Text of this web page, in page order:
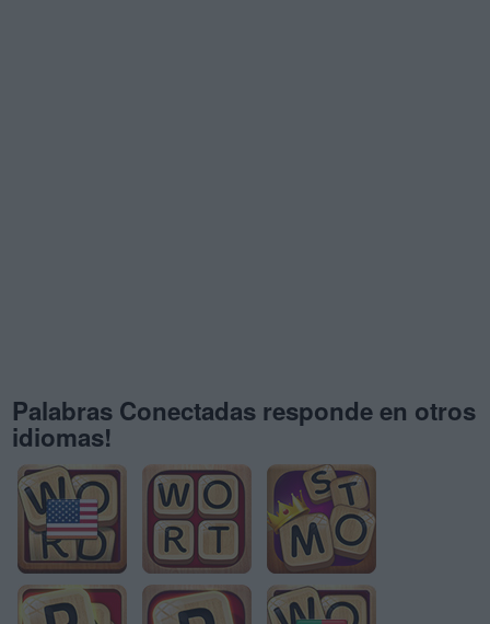
Palabras Conectadas responde en otros
idiomas!